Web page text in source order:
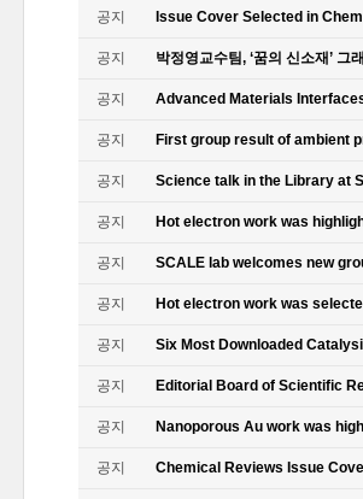
공지 Issue Cover Selected in
공지 박정영교수팀, ‘꿈의 신소재’
공지 Advanced Materials
공지 First group result of ambient
공지 Science talk in the Library at
공지 Hot electron work was
공지 SCALE lab welcomes new
공지 Hot electron work was
공지 Six Most Downloaded
공지 Editorial Board of Scientific
공지 Nanoporous Au work was
공지 Chemical Reviews Issue